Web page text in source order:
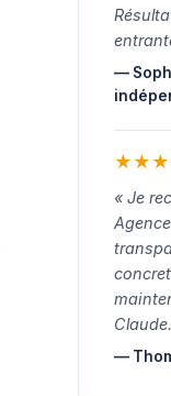
—
★ ★ ★
« Je
—